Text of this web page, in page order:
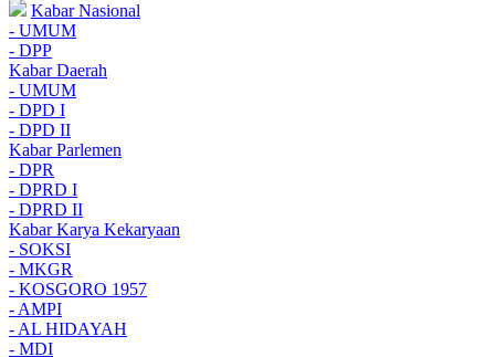
Kabar Nasional
- UMUM
- DPP
Kabar Daerah
- UMUM
- DPD I
- DPD II
Kabar Parlemen
- DPR
- DPRD I
- DPRD II
Kabar Karya Kekaryaan
- SOKSI
- MKGR
- KOSGORO 1957
- AMPI
- AL HIDAYAH
- MDI